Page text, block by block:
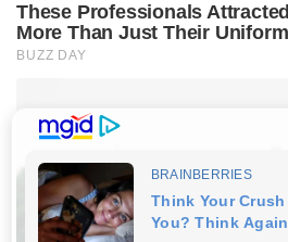
These Professionals
More Than Just Their
BUZZ DAY